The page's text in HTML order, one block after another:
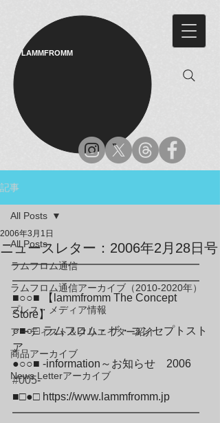
LAMMFROMM​
記事
All Posts
ラムフロム通信
ラムフロム通信アーカイブ（2010-2020年）
プレス・メディア情報
アーティスト＆クリエイター紹介
商品アーカイブ
News Letterアーカイブ
All Posts
ニュースレター：2006年2月28日号
2006年3月1日
━━━━━━━━━━━━━━━━━
━━━━━━━━━━━━━━━━━
■○○■ 【lammfromm The Concept
Store】
○■○□ ラムフロム・ザ・コンセプトスト
ア
●○○■ -information～お知らせ　2006
#005-
■□●□ https://www.lammfromm.jp
━━━━━━━━━━━━━━━━━